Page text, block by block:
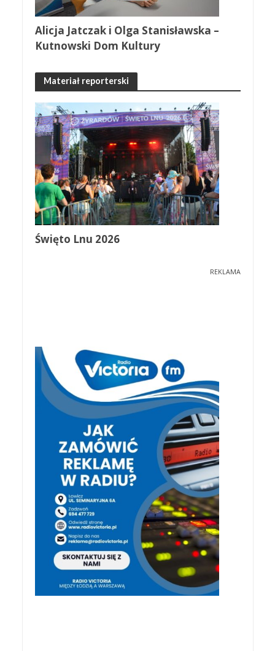
Alicja Jatczak i Olga Stanisławska –
Kutnowski Dom Kultury
Materiał reporterski
Święto Lnu 2026
REKLAMA